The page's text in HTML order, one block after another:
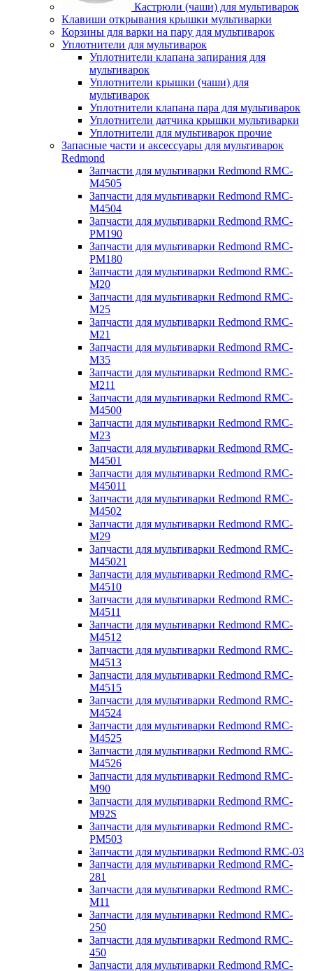
Кастрюли (чаши) для мультиварок
Клавиши открывания крышки мультиварки
Корзины для варки на пару для мультиварок
Уплотнители для мультиварок
Уплотнители клапана запирания для
мультиварок
Уплотнители крышки (чаши) для
мультиварок
Уплотнители клапана пара для мультиварок
Уплотнители датчика крышки мультиварки
Уплотнители для мультиварок прочие
Запасные части и аксессуары для мультиварок
Redmond
Запчасти для мультиварки Redmond RMC-
M4505
Запчасти для мультиварки Redmond RMC-
M4504
Запчасти для мультиварки Redmond RMC-
PM190
Запчасти для мультиварки Redmond RMC-
PM180
Запчасти для мультиварки Redmond RMC-
M20
Запчасти для мультиварки Redmond RMC-
M25
Запчасти для мультиварки Redmond RMC-
M21
Запчасти для мультиварки Redmond RMC-
M35
Запчасти для мультиварки Redmond RMC-
M211
Запчасти для мультиварки Redmond RMC-
M4500
Запчасти для мультиварки Redmond RMC-
M23
Запчасти для мультиварки Redmond RMC-
M4501
Запчасти для мультиварки Redmond RMC-
M45011
Запчасти для мультиварки Redmond RMC-
M4502
Запчасти для мультиварки Redmond RMC-
M29
Запчасти для мультиварки Redmond RMC-
M45021
Запчасти для мультиварки Redmond RMC-
M4510
Запчасти для мультиварки Redmond RMC-
M4511
Запчасти для мультиварки Redmond RMC-
M4512
Запчасти для мультиварки Redmond RMC-
M4513
Запчасти для мультиварки Redmond RMC-
M4515
Запчасти для мультиварки Redmond RMC-
M4524
Запчасти для мультиварки Redmond RMC-
M4525
Запчасти для мультиварки Redmond RMC-
M4526
Запчасти для мультиварки Redmond RMC-
M90
Запчасти для мультиварки Redmond RMC-
M92S
Запчасти для мультиварки Redmond RMC-
PM503
Запчасти для мультиварки Redmond RMC-03
Запчасти для мультиварки Redmond RMC-
281
Запчасти для мультиварки Redmond RMC-
M11
Запчасти для мультиварки Redmond RMC-
250
Запчасти для мультиварки Redmond RMC-
450
Запчасти для мультиварки Redmond RMC-